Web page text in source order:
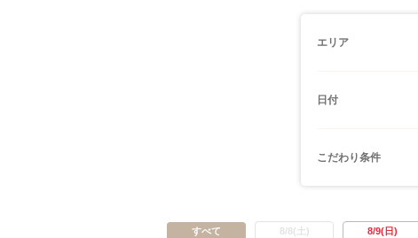
エリア
日付
こだわり条件
すべて
8/8(土)
8/9(日)